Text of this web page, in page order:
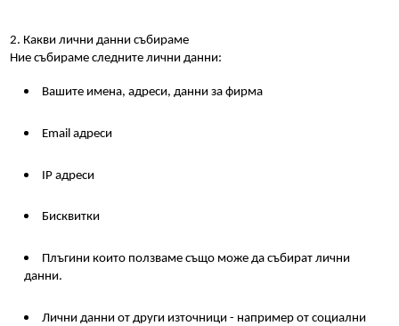
2. Какви лични данни събираме
Ние събираме следните лични данни:
Вашите имена, адреси, данни за фирма
Email адреси
IP адреси
Бисквитки
Плъгини които ползваме също може да събират лични
данни.
Лични данни от други източници - например от социални